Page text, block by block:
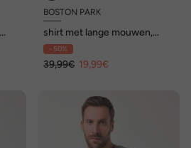
BOSTON PARK
shirt met lange mouwen,
gestructureerde jersey,
ronde hals, tot 52/54 / 84/86
- 50%
39,99€ 19,99€